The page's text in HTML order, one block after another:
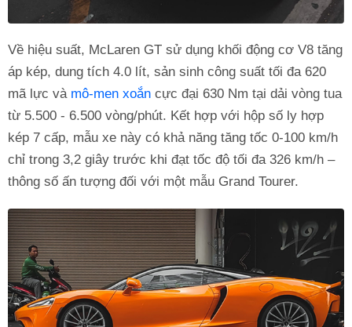
Về hiệu suất, McLaren GT sử dụng khối động cơ V8 tăng
áp kép, dung tích 4.0 lít, sản sinh công suất tối đa 620
mã lực và mô-men xoắn cực đại 630 Nm tại dải vòng tua
từ 5.500 - 6.500 vòng/phút. Kết hợp với hộp số ly hợp
kép 7 cấp, mẫu xe này có khả năng tăng tốc 0-100 km/h
chỉ trong 3,2 giây trước khi đạt tốc độ tối đa 326 km/h –
thông số ấn tượng đối với một mẫu Grand Tourer.